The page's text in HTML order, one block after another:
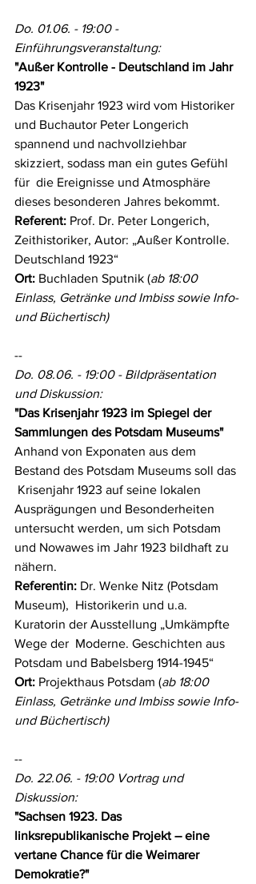
Do. 01.06. - 19:00 -
Einführungsveranstaltung:
"Außer Kontrolle - Deutschland im Jahr
1923"
Das Krisenjahr 1923 wird vom Historiker
und Buchautor Peter Longerich
spannend und nachvollziehbar
skizziert, sodass man ein gutes Gefühl
für  die Ereignisse und Atmosphäre
dieses besonderen Jahres bekommt.
Referent: Prof. Dr. Peter Longerich,
Zeithistoriker, Autor: „Außer Kontrolle.
Deutschland 1923“
Ort: Buchladen Sputnik (ab 18:00
Einlass, Getränke und Imbiss sowie Info-
und Büchertisch)
--
Do. 08.06. - 19:00 - Bildpräsentation
und Diskussion:
"Das Krisenjahr 1923 im Spiegel der
Sammlungen des Potsdam Museums"
Anhand von Exponaten aus dem
Bestand des Potsdam Museums soll das
Krisenjahr 1923 auf seine lokalen
Ausprägungen und Besonderheiten
untersucht werden, um sich Potsdam
und Nowawes im Jahr 1923 bildhaft zu
nähern.
Referentin: Dr. Wenke Nitz (Potsdam
Museum),  Historikerin und u.a.
Kuratorin der Ausstellung „Umkämpfte
Wege der  Moderne. Geschichten aus
Potsdam und Babelsberg 1914-1945“
Ort: Projekthaus Potsdam (ab 18:00
Einlass, Getränke und Imbiss sowie Info-
und Büchertisch)
--
Do. 22.06. - 19:00 Vortrag und
Diskussion:
"Sachsen 1923. Das
linksrepublikanische Projekt – eine
vertane Chance für die Weimarer
Demokratie?"